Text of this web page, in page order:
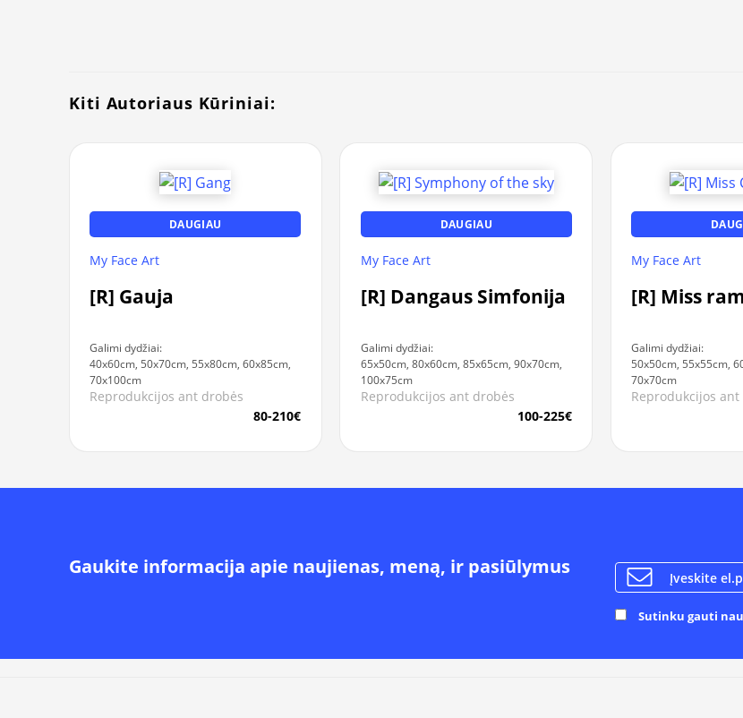
Kiti Autoriaus Kūriniai:
DAUGIAU
My Face Art
[R] Gauja
Galimi dydžiai:
40x60cm, 50x70cm, 55x80cm, 60x85cm,
70x100cm
Reprodukcijos ant drobės
80-210€
DAUGIAU
My Face Art
[R] Dangaus Simfonija
Galimi dydžiai:
65x50cm, 80x60cm, 85x65cm, 90x70cm,
100x75cm
Reprodukcijos ant drobės
100-225€
My Face Art
[R] Miss
Galimi dydžiai:
50x50cm, 55x55cm,
70x70cm
Reprodukcijos
Gaukite informacija apie naujienas, meną, ir pasiūlymus
Sutinku gauti